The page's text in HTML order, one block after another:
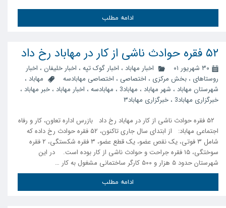
ادامه مطلب
۵۲ فقره حوادث ناشی از کار در مهاباد رخ داد
۳۰ شهریور ۰۱ اخبار مهاباد ، اخبار گوک تپه ، اخبار خلیفان ، اخبار
روستاهای ، بخش مرکزی ، اختصاصی ، اختصاصی مهابادسه مهاباد ،
شهرستان مهاباد ، شهر مهاباد ، مهاباد3 ، مهابادسه ، اخبار مهاباد ، خبر مهاباد ،
خبرگزاری مهاباد3 ، خبرگزاری مهاباد۳
۵۲ فقره حوادث ناشی از کار در مهاباد رخ داد بازرس اداره تعاون، کار و رفاه
اجتماعی مهاباد: از ابتدای سال جاری تاکنون، ۵۲ فقره حوادث رخ داده که
شامل ۳ فوتی، یک نقص عضو، یک قطع عضو، ۳ فقره شکستگی، ۲ فقره
سوختگی، ۱۵ فقره جراحت و حوادث ناشی از کار بوده است. در این
شهرستان حدود ۵ هزار و ۵۰۰ کارگر ساختمانی مشغول به کار …
ادامه مطلب